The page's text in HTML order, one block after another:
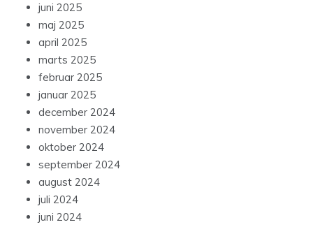
juni 2025
maj 2025
april 2025
marts 2025
februar 2025
januar 2025
december 2024
november 2024
oktober 2024
september 2024
august 2024
juli 2024
juni 2024